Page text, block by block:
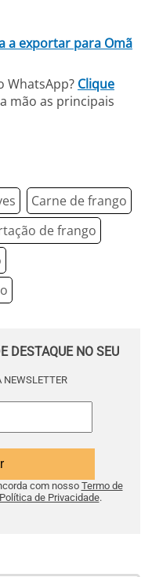
a exportar para Omã
WhatsApp? Clique
mão as principais
Carne de frango
de frango
DESTAQUE NO SEU
NEWSLETTER
com nosso Termo de
Política de Privacidade.